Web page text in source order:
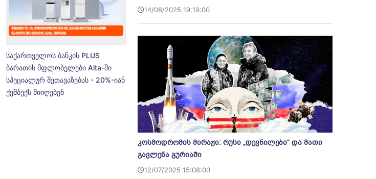
საქართველოს ბანკის PLUS
ბარათის მფლობელები Alta-ში
სპეციალურ შეთავაზებას - 20%-იან
ქეშბექს მიიღებენ
14/08/2025 19:19:00
კოსმოდრომის მირაჟი: რუსი „დევნილები“ და მათი
გავლენა გურიაში
12/07/2025 15:08:00